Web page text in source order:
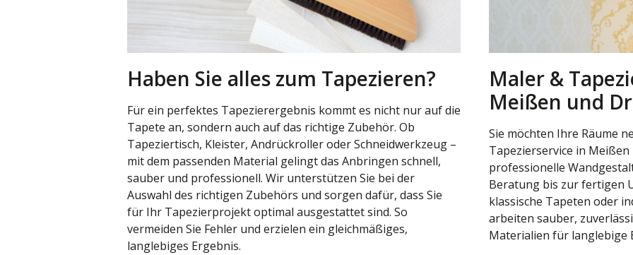
Haben Sie alles zum Tapezieren?
Für ein perfektes Tapezierergebnis kommt es nicht nur auf die
Tapete an, sondern auch auf das richtige Zubehör. Ob
Tapeziertisch, Kleister, Andrückroller oder Schneidwerkzeug –
mit dem passenden Material gelingt das Anbringen schnell,
sauber und professionell. Wir unterstützen Sie bei der
Auswahl des richtigen Zubehörs und sorgen dafür, dass Sie
für Ihr Tapezierprojekt optimal ausgestattet sind. So
vermeiden Sie Fehler und erzielen ein gleichmäßiges,
langlebiges Ergebnis.
Maler &
Meißen und
Sie möchten Ihre Räume
Tapezierservice in
professionelle
Beratung bis zur fertigen
klassische Tapeten oder
arbeiten sauber,
Materialien für langlebige